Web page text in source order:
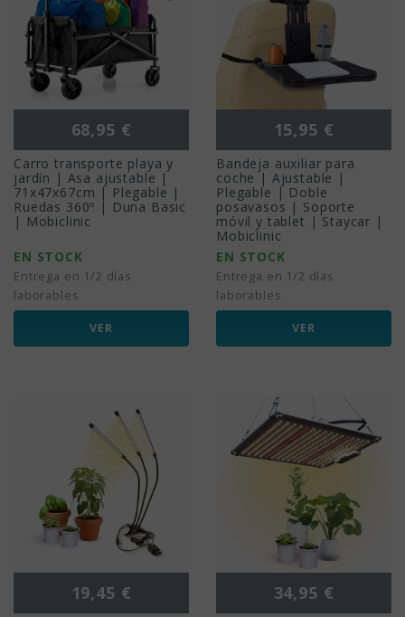
Precio
68,95 €
Carro transporte playa y
jardín | Asa ajustable |
71x47x67cm | Plegable |
Ruedas 360º | Duna Basic
| Mobiclinic
EN STOCK
Entrega en 1/2 días
laborables
VER
Precio
15,95 €
Bandeja auxiliar para
coche | Ajustable |
Plegable | Doble
posavasos | Soporte
móvil y tablet | Staycar |
Mobiclinic
EN STOCK
Entrega en 1/2 días
laborables
VER
Precio
19,45 € Precio
34,95 €